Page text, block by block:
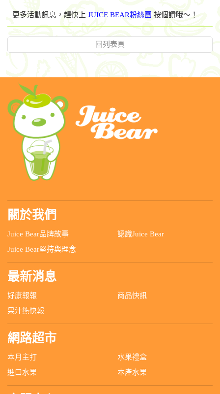
更多活動訊息，趕快上 JUICE BEAR粉絲團 按個讚哦～！
回列表頁
關於我們
Juice Bear品牌故事
認識Juice Bear
Juice Bear堅持與理念
最新消息
好康報報
商品快訊
果汁熊快報
網路超市
本月主打
水果禮盒
進口水果
本產水果